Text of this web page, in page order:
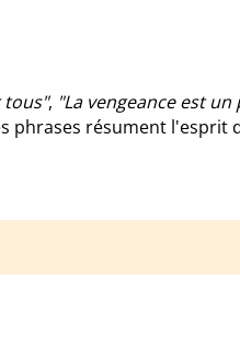
tous", "La vengeance est un
phrases résument l'esprit